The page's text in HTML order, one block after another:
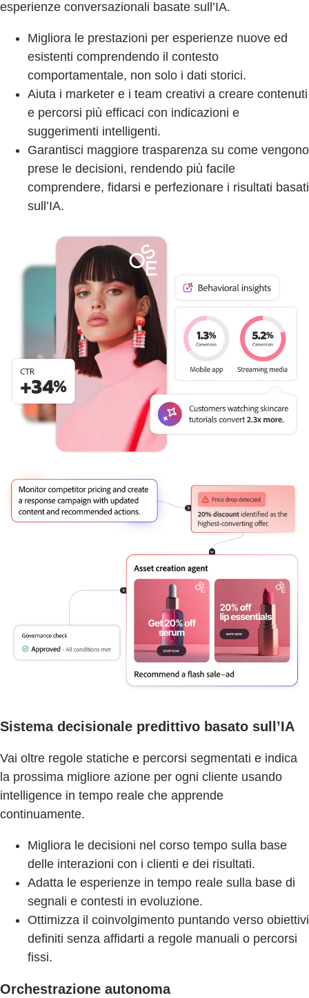
esperienze conversazionali basate sull’IA.
Migliora le prestazioni per esperienze nuove ed
esistenti comprendendo il contesto
comportamentale, non solo i dati storici.
Aiuta i marketer e i team creativi a creare contenuti
e percorsi più efficaci con indicazioni e
suggerimenti intelligenti.
Garantisci maggiore trasparenza su come vengono
prese le decisioni, rendendo più facile
comprendere, fidarsi e perfezionare i risultati basati
sull’IA.
Sistema decisionale predittivo basato sull’IA
Vai oltre regole statiche e percorsi segmentati e indica
la prossima migliore azione per ogni cliente usando
intelligence in tempo reale che apprende
continuamente.
Migliora le decisioni nel corso tempo sulla base
delle interazioni con i clienti e dei risultati.
Adatta le esperienze in tempo reale sulla base di
segnali e contesti in evoluzione.
Ottimizza il coinvolgimento puntando verso obiettivi
definiti senza affidarti a regole manuali o percorsi
fissi.
Orchestrazione autonoma